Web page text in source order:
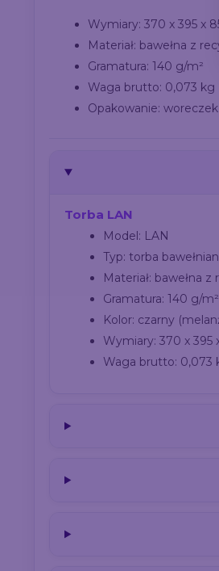
Wymiary: 370 x 395 x
Materiał: bawełna z
Gramatura: 140 g/m²
Waga brutto: 0,073 kg
Opakowanie:
Torba LAN
Model: LAN
Typ: torba
Materiał: bawełna z
Gramatura: 140 g/m²
Kolor: czarny
Wymiary: 370 x 395
Waga brutto: 0,073